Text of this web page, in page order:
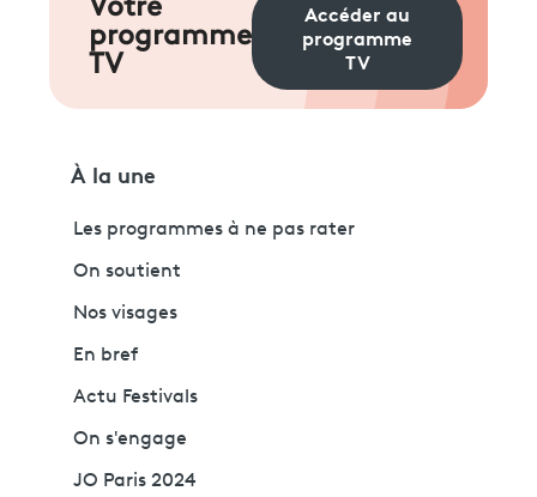
Votre
programme
TV
Accéder au
programme
TV
À la une
Les programmes à ne pas rater
On soutient
Nos visages
En bref
Actu Festivals
On s'engage
JO Paris 2024